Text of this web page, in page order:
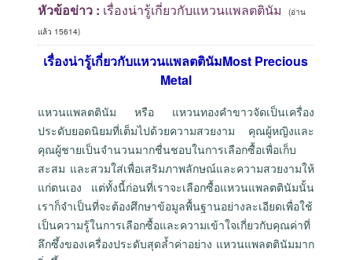
หัวข้อข่าว : เรื่องน่ารู้เกี่ยวกับแหวนแพลตตินัม
(อ่าน
แล้ว 15614)
เรื่องน่ารู้เกี่ยวกับแหวนแพลตตินัมMost Precious
Metal
แหวนแพลตตินัม หรือ แหวนทองคำขาวจัดเป็นเครื่อง
ประดับยอดนิยมที่เต็มไปด้วยความสวยงาม คุณผู้หญิงและ
คุณผู้ชายเป็นจำนวนมากชื่นชอบในการเลือกซื้อเพื่อเก็บ
สะสม และสวมใส่เพื่อเสริมภาพลักษณ์และความสวยงามให้
แก่ตนเอง แต่ทั้งนี้ก่อนที่เราจะเลือกซื้อแหวนแพลตตินัมนั้น
เราก็จำเป็นที่จะต้องศึกษาข้อมูลพื้นฐานอย่างละเอียดเพื่อใช้
เป็นความรู้ในการเลือกซื้อและความเข้าใจเกี่ยวกับคุณค่าที่
ลึกซึ้งของเครื่องประดับสุดล้ำค่าอย่าง แหวนแพลตตินัมมาก